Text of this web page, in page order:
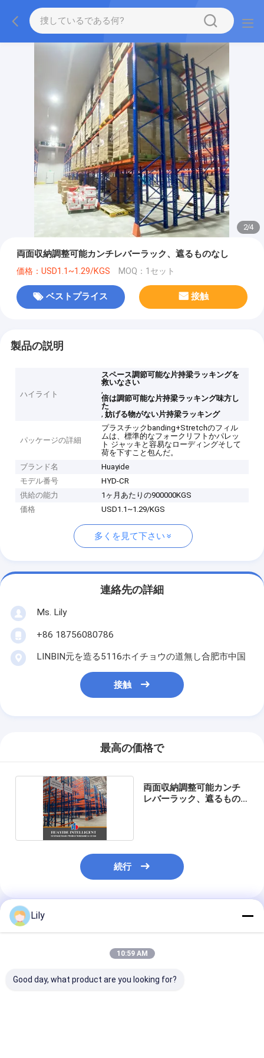
2/4
両面収納調整可能カンチレバーラック、遮るものなし
価格：USD1.1~1.29/KGS MOQ：1セット
ベストプライス 接触
製品の説明
ハイライト
スペース調節可能な片持梁ラッキングを
救いなさい
,
倍は調節可能な片持梁ラッキング味方し
た
,妨げる物がない片持梁ラッキング
パッケージの詳細
プラスチックbanding+Stretchのフィル
ムは、標準的なフォークリフトかパレッ
ト ジャッキと容易なローディングそして
荷を下すこと包んだ。
ブランド名
Huayide
モデル番号
HYD-CR
供給の能力
1ヶ月あたりの900000KGS
価格
USD1.1~1.29/KGS
多くを見て下さい
連絡先の詳細
Ms. Lily
+86 18756080786
LINBIN元を造る5116ホイチョウの道無し合肥市中国
接触
最高の価格で
両面収納調整可能カンチ
レバーラック、遮るもの
続行
推薦されたプロダクト
Lily
10:59 AM
Good day, what product are you looking for?